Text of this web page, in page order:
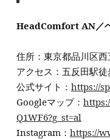
HeadComfort AN／
住所：東京都品川区
アクセス：五反田駅徒
公式サイト： https://
Googleマップ：
Q1WF6?g_st=al
Instagram： https://